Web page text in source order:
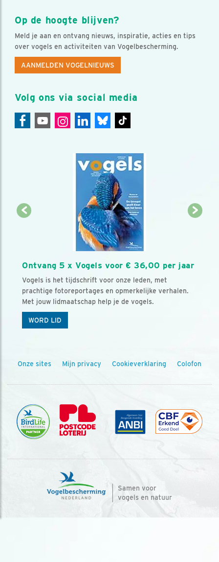
Op de hoogte blijven?
Meld je aan en ontvang nieuws, inspiratie, acties en tips
over vogels en activiteiten van Vogelbescherming.
AANMELDEN VOGELNIEUWS
Volg ons via social media
Ontvang 5 x Vogels voor € 36,00 per jaar
Vogels is het tijdschrift voor onze leden, met
prachtige fotoreportages en opmerkelijke verhalen.
Met jouw lidmaatschap help je de vogels.
WORD LID
Onze sites Mijn privacy Cookieverklaring Colofon
Samen voor
vogels en natuur